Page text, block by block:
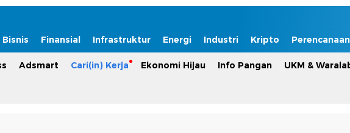
Finansial Infrastruktur Energi Industri Kripto
Adsmart Cari(in) Kerja Ekonomi Hijau Info Pangan UKM &